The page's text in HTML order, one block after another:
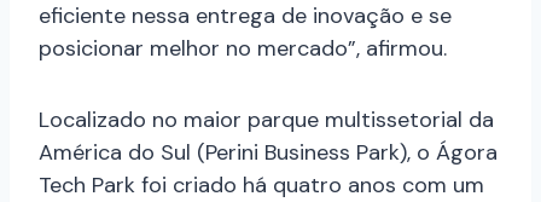
eficiente nessa entrega de inovação e se
posicionar melhor no mercado”, afirmou.
Localizado no maior parque multissetorial da
América do Sul (Perini Business Park), o Ágora
Tech Park foi criado há quatro anos com um